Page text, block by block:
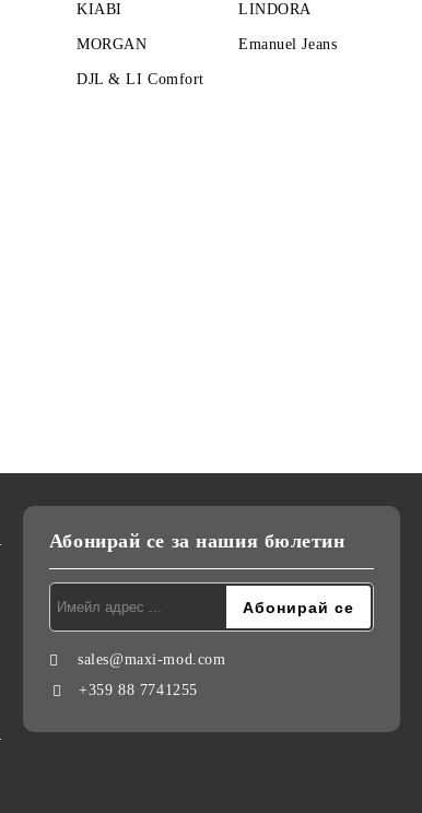
KIABI LINDORA
MORGAN Emanuel Jeans
DJL & LI Comfort
Абонирай се за нашия бюлетин
sales@maxi-mod.com
+359 88 7741255